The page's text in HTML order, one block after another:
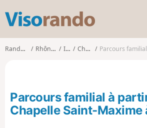
s
o
o
Randonnées Rhône-Alpes Isère Chuzelles Parcours familial à partir
Parcours familial à
Chapelle Saint-Maxime